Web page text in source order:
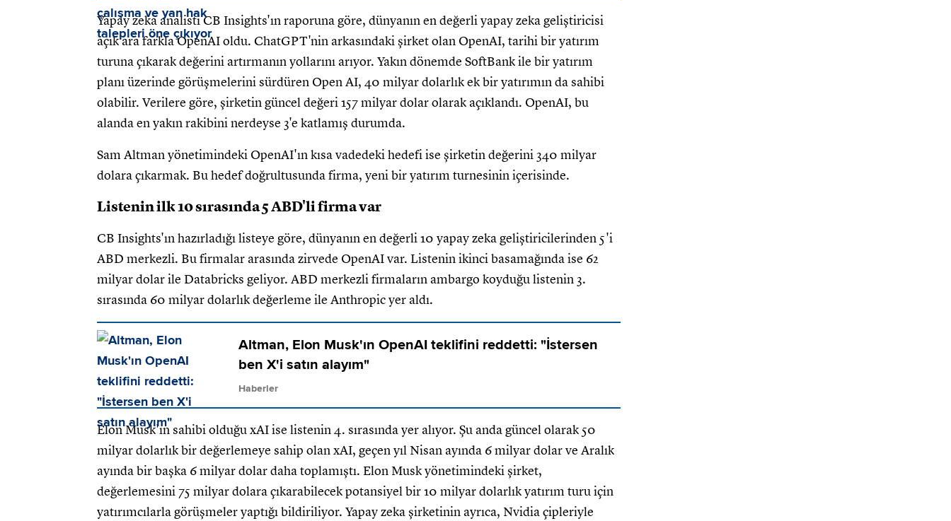
Yapay zeka analisti CB Insights'ın raporuna göre, dünyanın en değerli yapay zeka geliştiricisi
açık ara farkla OpenAI oldu. ChatGPT'nin arkasındaki şirket olan OpenAI, tarihi bir yatırım
turuna çıkarak değerini artırmanın yollarını arıyor. Yakın dönemde SoftBank ile bir yatırım
planı üzerinde görüşmelerini sürdüren Open AI, 40 milyar dolarlık ek bir yatırımın da sahibi
olabilir. Verilere göre, şirketin güncel değeri 157 milyar dolar olarak açıklandı. OpenAI, bu
alanda en yakın rakibini nerdeyse 3'e katlamış durumda.
Sam Altman yönetimindeki OpenAI'ın kısa vadedeki hedefi ise şirketin değerini 340 milyar
dolara çıkarmak. Bu hedef doğrultusunda firma, yeni bir yatırım turnesinin içerisinde.
Listenin ilk 10 sırasında 5 ABD'li firma var
CB Insights'ın hazırladığı listeye göre, dünyanın en değerli 10 yapay zeka geliştiricilerinden 5'i
ABD merkezli. Bu firmalar arasında zirvede OpenAI var. Listenin ikinci basamağında ise 62
milyar dolar ile Databricks geliyor. ABD merkezli firmaların ambargo koyduğu listenin 3.
sırasında 60 milyar dolarlık değerleme ile Anthropic yer aldı.
Altman, Elon Musk'ın OpenAI teklifini reddetti: "İstersen
ben X'i satın alayım"
Haberler
Elon Musk'ın sahibi olduğu xAI ise listenin 4. sırasında yer alıyor. Şu anda güncel olarak 50
milyar dolarlık bir değerlemeye sahip olan xAI, geçen yıl Nisan ayında 6 milyar dolar ve Aralık
ayında bir başka 6 milyar dolar daha toplamıştı. Elon Musk yönetimindeki şirket,
değerlemesini 75 milyar dolara çıkarabilecek potansiyel bir 10 milyar dolarlık yatırım turu için
yatırımcılarla görüşmeler yaptığı bildiriliyor. Yapay zeka şirketinin ayrıca, Nvidia çipleriyle